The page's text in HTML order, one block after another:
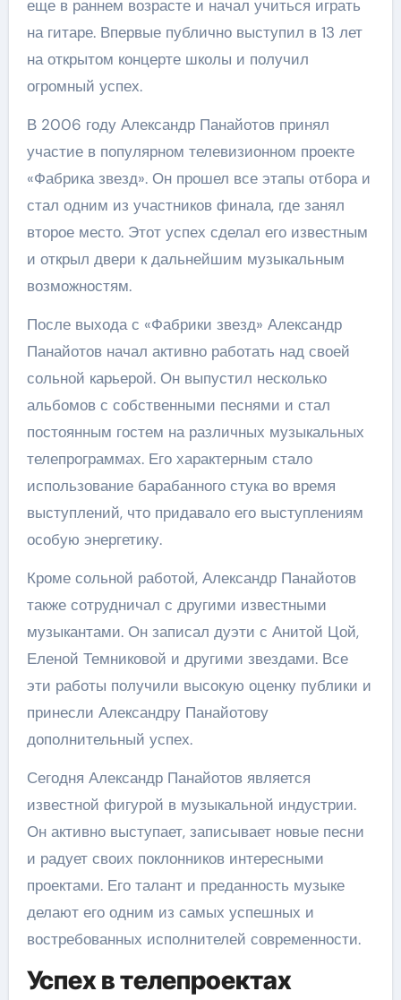
еще в раннем возрасте и начал учиться играть
на гитаре. Впервые публично выступил в 13 лет
на открытом концерте школы и получил
огромный успех.
В 2006 году Александр Панайотов принял
участие в популярном телевизионном проекте
«Фабрика звезд». Он прошел все этапы отбора и
стал одним из участников финала, где занял
второе место. Этот успех сделал его известным
и открыл двери к дальнейшим музыкальным
возможностям.
После выхода с «Фабрики звезд» Александр
Панайотов начал активно работать над своей
сольной карьерой. Он выпустил несколько
альбомов с собственными песнями и стал
постоянным гостем на различных музыкальных
телепрограммах. Его характерным стало
использование барабанного стука во время
выступлений, что придавало его выступлениям
особую энергетику.
Кроме сольной работой, Александр Панайотов
также сотрудничал с другими известными
музыкантами. Он записал дуэти с Анитой Цой,
Еленой Темниковой и другими звездами. Все
эти работы получили высокую оценку публики и
принесли Александру Панайотову
дополнительный успех.
Сегодня Александр Панайотов является
известной фигурой в музыкальной индустрии.
Он активно выступает, записывает новые песни
и радует своих поклонников интересными
проектами. Его талант и преданность музыке
делают его одним из самых успешных и
востребованных исполнителей современности.
Успех в телепроектах